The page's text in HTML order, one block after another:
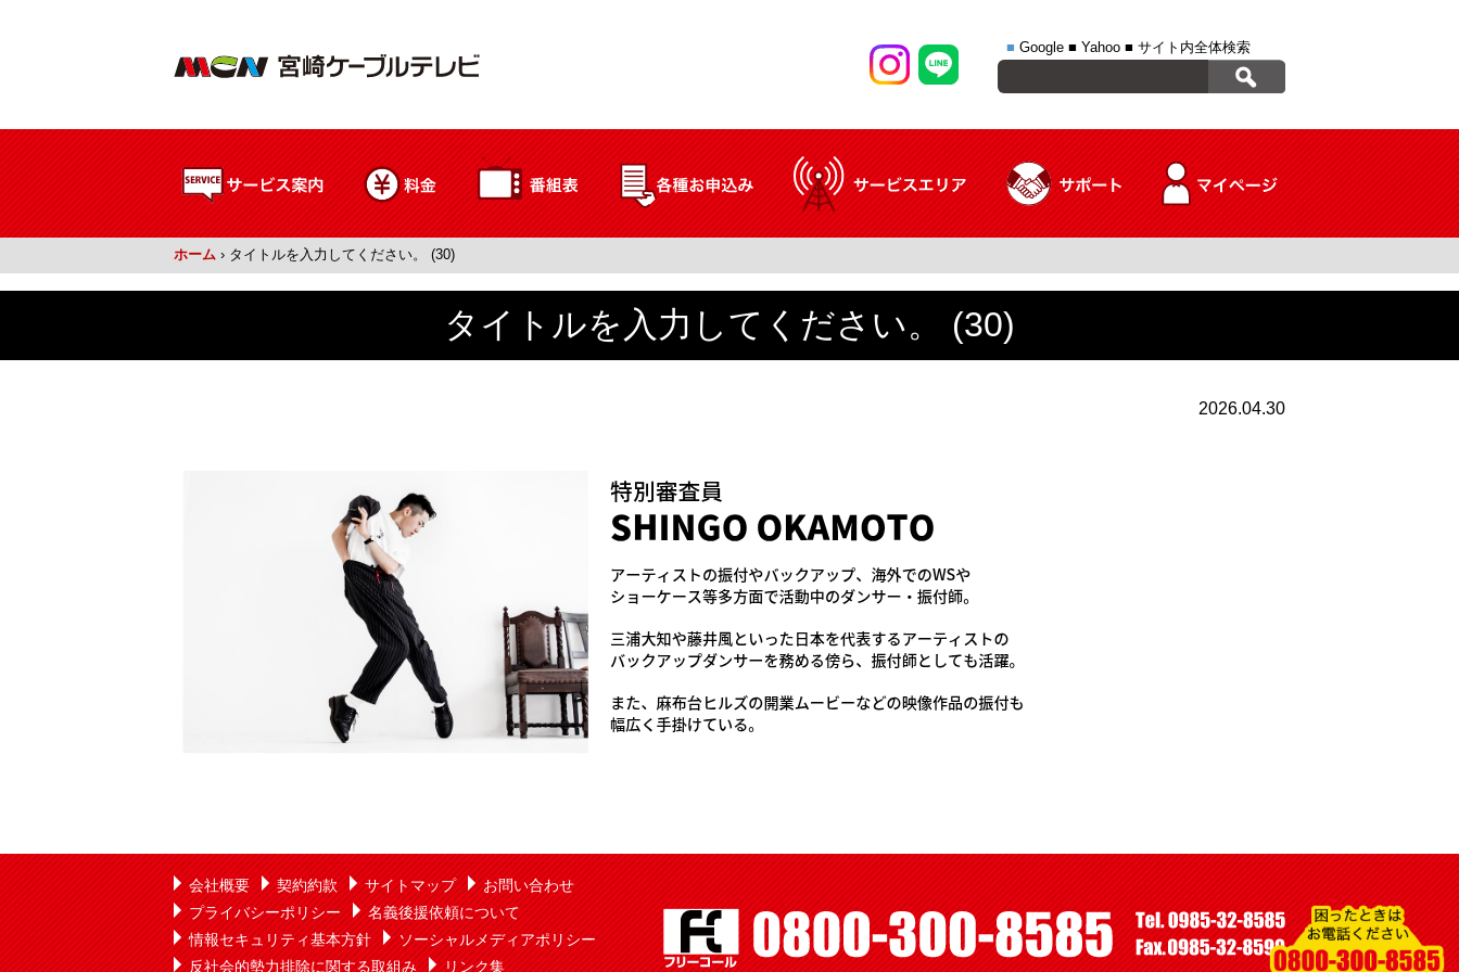
■ Google ■ Yahoo ■ サイト内全体検索
ホーム › タイトルを入力してください。 (30)
タイトルを入力してください。 (30)
2026.04.30
会社概要 契約約款 サイトマップ
お問い合わせ
プライバシーポリシー
名義後援依頼について
情報セキュリティ基本方針
ソーシャルメディアポリシー
反社会的勢力排除に関する取組み
リンク集